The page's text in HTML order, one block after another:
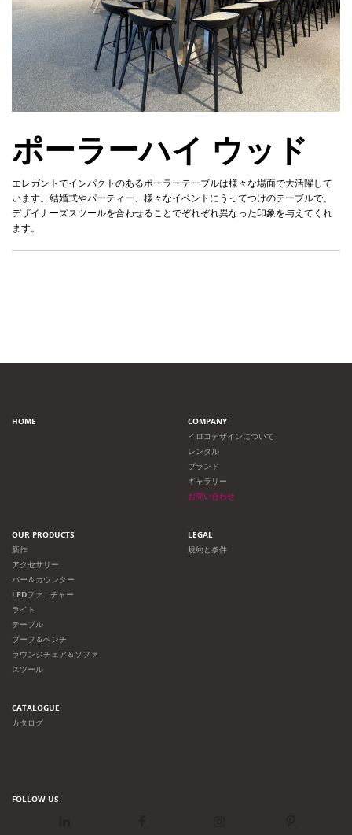
ポーラーハイ ウッド
エレガントでインパクトのあるポーラーテーブルは様々な場面で大活躍して
います。結婚式やパーティー、様々なイベントにうってつけのテーブルで、
デザイナーズスツールを合わせることでぞれぞれ異なった印象を与えてくれ
ます。
HOME
COMPANY
イロコデザインについて
レンタル
ブランド
ギャラリー
お問い合わせ
OUR PRODUCTS
新作
アクセサリー
バー＆カウンター
LEDファニチャー
ライト
テーブル
プーフ＆ベンチ
ラウンジチェア＆ソファ
スツール
LEGAL
規約と条件
CATALOGUE
カタログ
FOLLOW US